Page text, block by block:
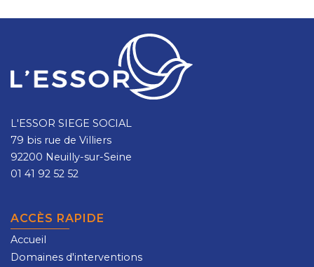
L'ESSOR SIEGE SOCIAL
79 bis rue de Villiers
92200 Neuilly-sur-Seine
01 41 92 52 52
ACCÈS RAPIDE
Accueil
Domaines d'interventions